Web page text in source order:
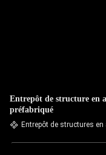
Entrepôt de structure en
préfabriqué
Entrepôt de structures en